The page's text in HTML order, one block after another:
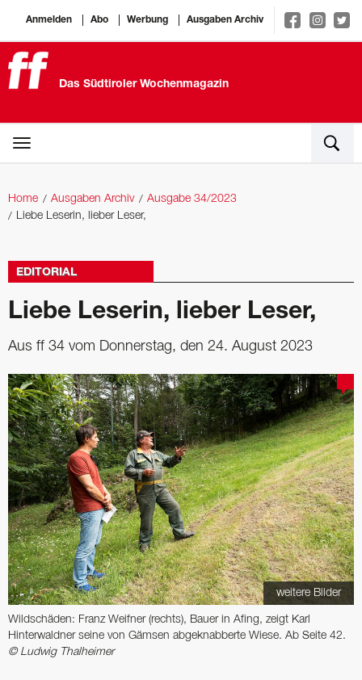
Anmelden Abo Werbung Ausgaben Archiv
Das Südtiroler Wochenmagazin
Home Ausgaben Archiv
Ausgabe 34/2023
Liebe Leserin, lieber Leser,
EDITORIAL
Liebe Leserin, lieber Leser,
Aus ff 34 vom Donnerstag, den 24. August 2023
weitere Bilder
Wildschäden: Franz Weifner (rechts), Bauer in Afing, zeigt Karl
Hinterwaldner seine von Gämsen abgeknabberte Wiese. Ab Seite 42.
© Ludwig Thalheimer